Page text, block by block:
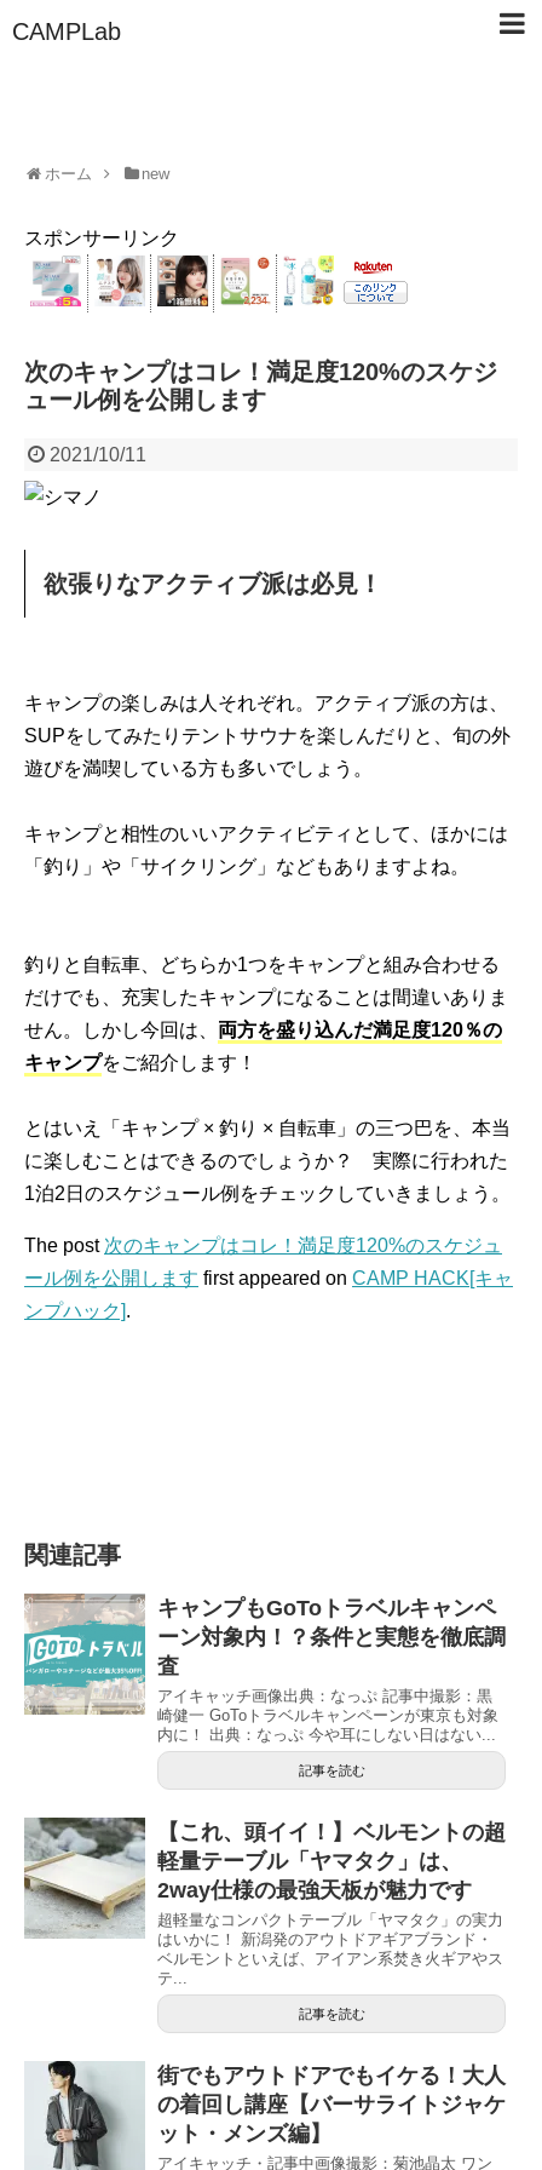
CAMPLab
ホーム new
スポンサーリンク
次のキャンプはコレ！満足度120%のスケジ
ュール例を公開します
2021/10/11
欲張りなアクティブ派は必見！
キャンプの楽しみは人それぞれ。アクティブ派の方は、
SUPをしてみたりテントサウナを楽しんだりと、旬の外
遊びを満喫している方も多いでしょう。
キャンプと相性のいいアクティビティとして、ほかには
「釣り」や「サイクリング」などもありますよね。
釣りと自転車、どちらか1つをキャンプと組み合わせる
だけでも、充実したキャンプになることは間違いありま
せん。しかし今回は、 両方を盛り込んだ満足度120％の
キャンプをご紹介します！
とはいえ「キャンプ × 釣り × 自転車」の三つ巴を、本当
に楽しむことはできるのでしょうか？ 実際に行われた
1泊2日のスケジュール例をチェックしていきましょう。
The post 次のキャンプはコレ！満足度120%のスケジュ
ール例を公開します first appeared on CAMP HACK[キャ
ンプハック].
関連記事
キャンプもGoToトラベルキャンペ
ーン対象内！？条件と実態を徹底調
査
アイキャッチ画像出典：なっぷ 記事中撮影：黒
崎健一 GoToトラベルキャンペーンが東京も対象
内に！ 出典：なっぷ 今や耳にしない日はない...
記事を読む
【これ、頭イイ！】ベルモントの超
軽量テーブル「ヤマタク」は、
2way仕様の最強天板が魅力です
超軽量なコンパクトテーブル「ヤマタク」の実力
はいかに！ 新潟発のアウトドアギアブランド・
ベルモントといえば、アイアン系焚き火ギアやス
テ...
記事を読む
街でもアウトドアでもイケる！大人
の着回し講座【バーサライトジャケ
ット・メンズ編】
アイキャッチ・記事中画像撮影：菊池晶太 ワン